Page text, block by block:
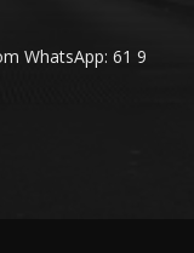
WhatsApp: 61 9